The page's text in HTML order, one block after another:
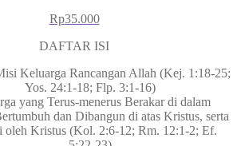
Rp35.000
DAFTAR ISI
Keluarga Rancangan Allah (Kej. 1:18-25;
Yos. 24:1-18; Flp. 3:1-16)
yang Terus-menerus Berakar di dalam
dan Dibangun di atas Kristus, serta
oleh Kristus (Kol. 2:6-12; Rm. 12:1-2; Ef.